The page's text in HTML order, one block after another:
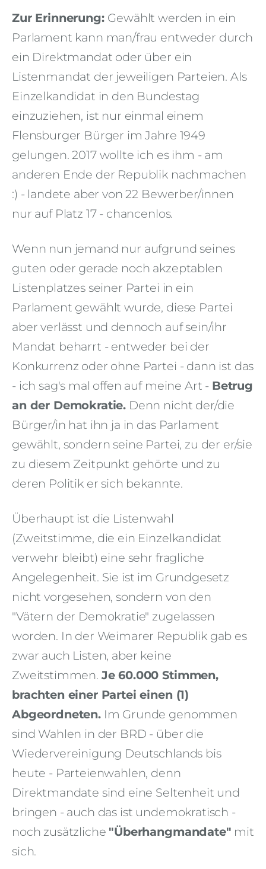
Zur Erinnerung: Gewählt werden in ein
Parlament kann man/frau entweder durch
ein Direktmandat oder über ein
Listenmandat der jeweiligen Parteien. Als
Einzelkandidat in den Bundestag
einzuziehen, ist nur einmal einem
Flensburger Bürger im Jahre 1949
gelungen. 2017 wollte ich es ihm - am
anderen Ende der Republik nachmachen
:) - landete aber von 22 Bewerber/innen
nur auf Platz 17 - chancenlos.
Wenn nun jemand nur aufgrund seines
guten oder gerade noch akzeptablen
Listenplatzes seiner Partei in ein
Parlament gewählt wurde, diese Partei
aber verlässt und dennoch auf sein/ihr
Mandat beharrt - entweder bei der
Konkurrenz oder ohne Partei - dann ist das
- ich sag's mal offen auf meine Art - Betrug
an der Demokratie. Denn nicht der/die
Bürger/in hat ihn ja in das Parlament
gewählt, sondern seine Partei, zu der er/sie
zu diesem Zeitpunkt gehörte und zu
deren Politik er sich bekannte.
Überhaupt ist die Listenwahl
(Zweitstimme, die ein Einzelkandidat
verwehr bleibt) eine sehr fragliche
Angelegenheit. Sie ist im Grundgesetz
nicht vorgesehen, sondern von den
"Vätern der Demokratie" zugelassen
worden. In der Weimarer Republik gab es
zwar auch Listen, aber keine
Zweitstimmen. Je 60.000 Stimmen,
brachten einer Partei einen (1)
Abgeordneten.Im Grunde genommen
sind Wahlen in der BRD - über die
Wiedervereinigung Deutschlands bis
heute - Parteienwahlen, denn
Direktmandate sind eine Seltenheit und
bringen - auch das ist undemokratisch -
noch zusätzliche "Überhangmandate" mit
sich.